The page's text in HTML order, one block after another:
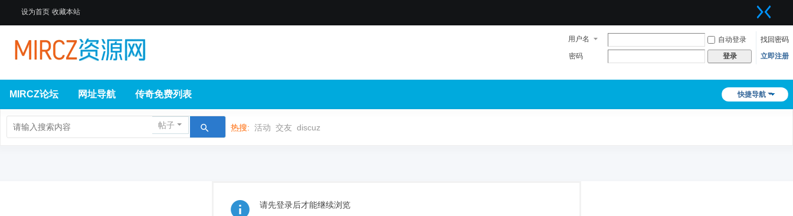
设为首页 收藏本站
用户名 自动登录
找回密码
密码
登录 立即注册
快捷导航
MIRCZ论坛 网址导航 传奇免费列表
帖子 热搜: 活动 交友 discuz
请先登录后才能继续浏览